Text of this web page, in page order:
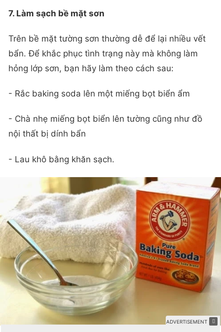
7. Làm sạch bề mặt sơn
Trên bề mặt tường sơn thường dễ để lại nhiều vết
bẩn. Để khắc phục tình trạng này mà không làm
hỏng lớp sơn, bạn hãy làm theo cách sau:
- Rắc baking soda lên một miếng bọt biển ẩm
- Chà nhẹ miếng bọt biển lên tường cũng như đồ
nội thất bị dính bẩn
- Lau khô bằng khăn sạch.